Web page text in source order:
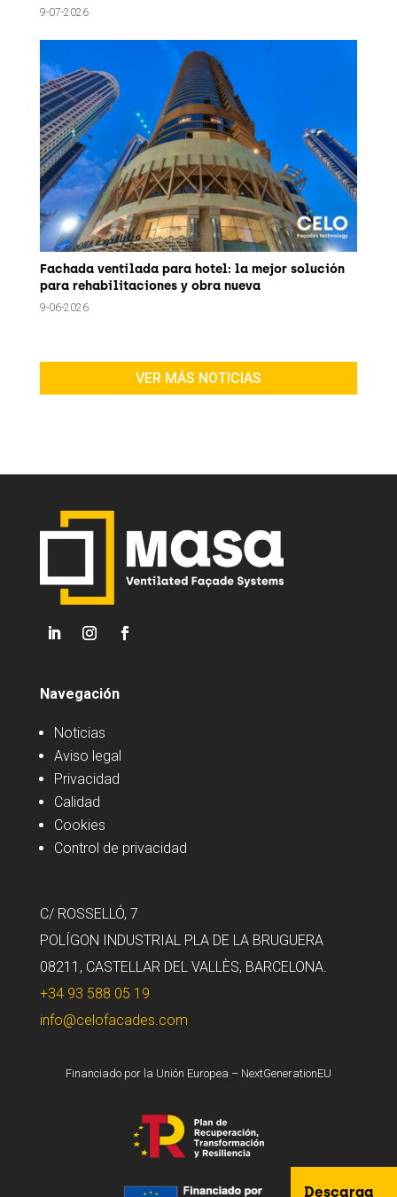
9-07-2026
Fachada ventilada para hotel: la mejor solución
para rehabilitaciones y obra nueva
9-06-2026
VER MÁS NOTICIAS
Navegación
Noticias
Aviso legal
Privacidad
Calidad
Cookies
Control de privacidad
C/ ROSSELLÓ, 7
POLÍGON INDUSTRIAL PLA DE LA BRUGUERA
08211, CASTELLAR DEL VALLÈS, BARCELONA.
+34 93 588 05 19
info@celofacades.com
Descarga
Financiado por la Unión Europea – NextGenerationEU